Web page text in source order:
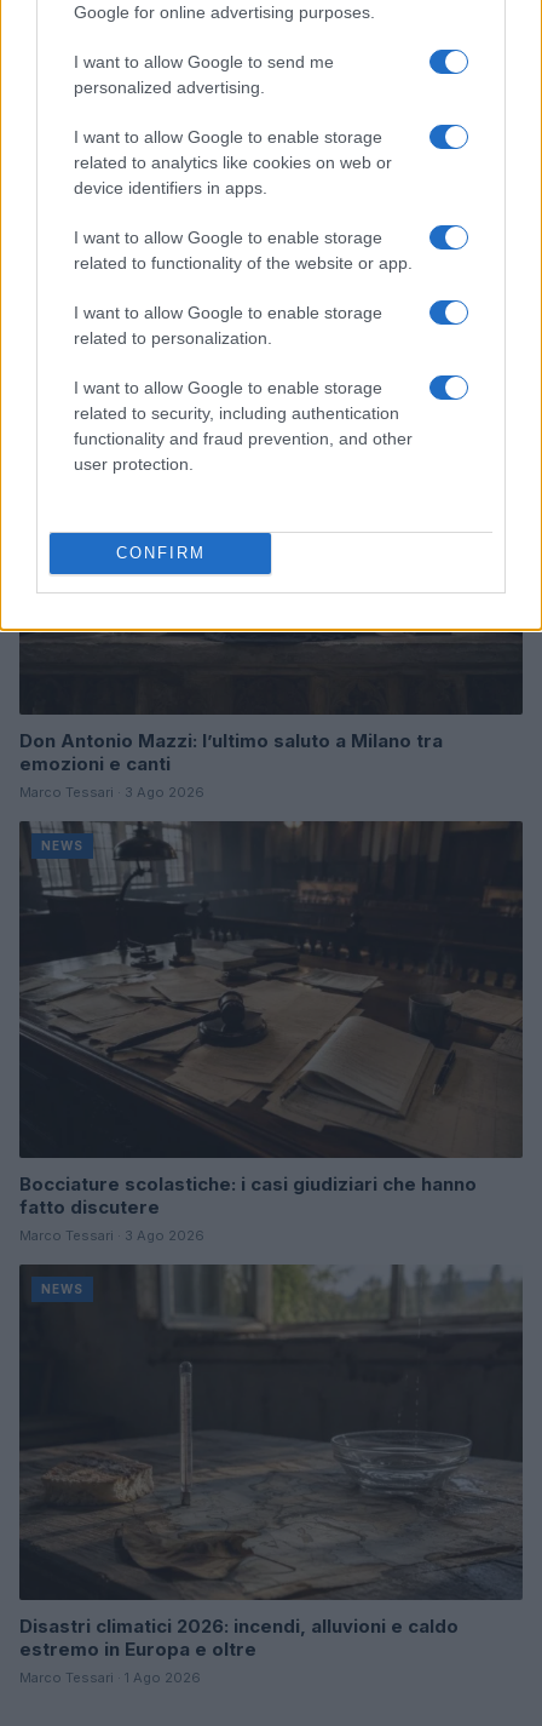
Google for online advertising purposes.
I want to allow Google to send me
personalized advertising.
I want to allow Google to enable storage
related to analytics like cookies on web or
device identifiers in apps.
I want to allow Google to enable storage
related to functionality of the website or app.
I want to allow Google to enable storage
related to personalization.
I want to allow Google to enable storage
related to security, including authentication
functionality and fraud prevention, and other
user protection.
CONFIRM
Continua a leggere
Don Antonio Mazzi: l’ultimo saluto a Milano tra
emozioni e canti
Marco Tessari · 3 Ago 2026
NEWS
Bocciature scolastiche: i casi giudiziari che hanno
fatto discutere
Marco Tessari · 3 Ago 2026
NEWS
Disastri climatici 2026: incendi, alluvioni e caldo
estremo in Europa e oltre
Marco Tessari · 1 Ago 2026